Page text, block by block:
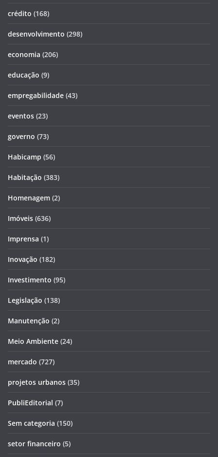
crédito (168)
desenvolvimento (298)
economia (206)
educação (9)
empregabilidade (43)
eventos (23)
governo (73)
Habicamp (56)
Habitação (383)
Homenagem (2)
Imóveis (636)
Imprensa (1)
Inovação (182)
Investimento (95)
Legislação (138)
Manutenção (2)
Meio Ambiente (24)
mercado (727)
projetos urbanos (35)
PubliEditorial (7)
Sem categoria (150)
setor financeiro (5)